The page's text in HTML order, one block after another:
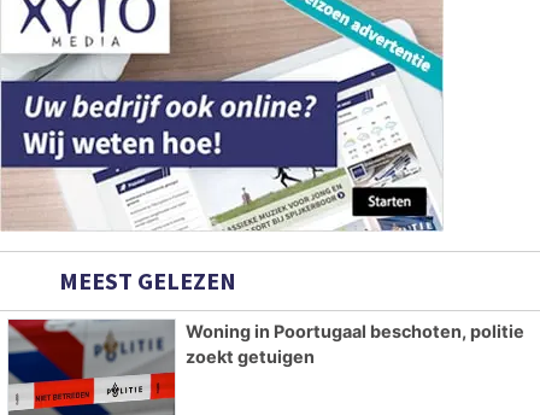
MEEST GELEZEN
Woning in Poortugaal beschoten, politie
zoekt getuigen